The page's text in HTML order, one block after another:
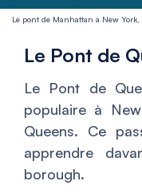
Le pont de Manhattan à New York,
Le Pont de
Le Pont de
populaire à
Queens. Ce
apprendre
borough.